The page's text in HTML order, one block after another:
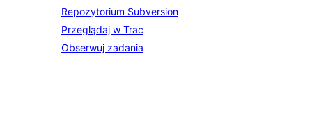
Repozytorium Subversion
Przeglądaj w Trac
Obserwuj zadania